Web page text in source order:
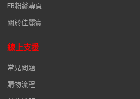
FB粉絲專頁
關於佳麗寶
線上支援
常見問題
購物流程